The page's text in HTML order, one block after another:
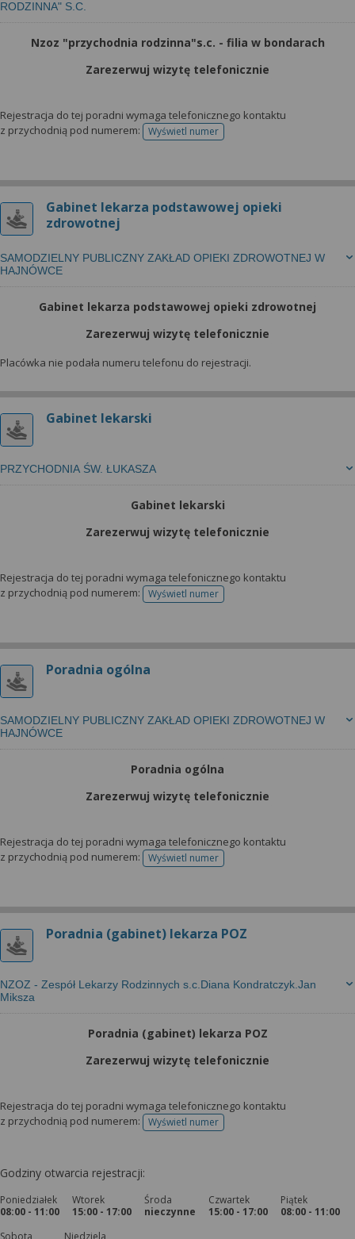
RODZINNA" S.C.
Nzoz "przychodnia rodzinna"s.c. - filia w bondarach
Zarezerwuj wizytę telefonicznie
Rejestracja do tej poradni wymaga telefonicznego kontaktu
z przychodnią pod numerem:
Wyświetl numertelefonu do rejestracji
Gabinet lekarza podstawowej opieki
zdrowotnej
SAMODZIELNY PUBLICZNY ZAKŁAD OPIEKI ZDROWOTNEJ W
HAJNÓWCE
Gabinet lekarza podstawowej opieki zdrowotnej
Zarezerwuj wizytę telefonicznie
Placówka nie podała numeru telefonu do rejestracji.
Gabinet lekarski
PRZYCHODNIA ŚW. ŁUKASZA
Gabinet lekarski
Zarezerwuj wizytę telefonicznie
Rejestracja do tej poradni wymaga telefonicznego kontaktu
z przychodnią pod numerem:
Wyświetl numertelefonu do rejestracji
Poradnia ogólna
SAMODZIELNY PUBLICZNY ZAKŁAD OPIEKI ZDROWOTNEJ W
HAJNÓWCE
Poradnia ogólna
Zarezerwuj wizytę telefonicznie
Rejestracja do tej poradni wymaga telefonicznego kontaktu
z przychodnią pod numerem:
Wyświetl numertelefonu do rejestracji
Poradnia (gabinet) lekarza POZ
NZOZ - Zespół Lekarzy Rodzinnych s.c.Diana Kondratczyk.Jan
Miksza
Poradnia (gabinet) lekarza POZ
Zarezerwuj wizytę telefonicznie
Rejestracja do tej poradni wymaga telefonicznego kontaktu
z przychodnią pod numerem:
Wyświetl numertelefonu do rejestracji
Godziny otwarcia rejestracji:
Poniedziałek
08:00 - 11:00
Wtorek
15:00 - 17:00
Środa
nieczynne
Czwartek
15:00 - 17:00
Piątek
08:00 - 11:00
Sobota
Niedziela